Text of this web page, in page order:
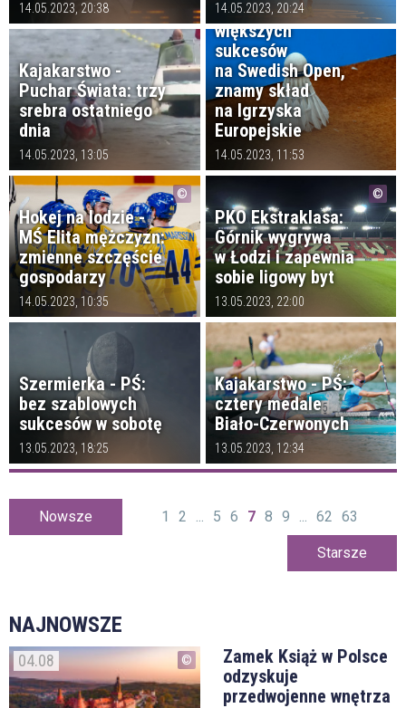
14.05.2023, 20:38 14.05.2023, 20:24
Kajakarstwo -
Puchar Świata: trzy
srebra ostatniego
dnia
14.05.2023, 13:05
Badminton: bez
większych
sukcesów
na Swedish Open,
znamy skład
na Igrzyska
Europejskie
14.05.2023, 11:53
Hokej na lodzie -
MŚ Elita mężczyzn:
zmienne szczęście
gospodarzy
14.05.2023, 10:35
PKO Ekstraklasa:
Górnik wygrywa
w Łodzi i zapewnia
sobie ligowy byt
13.05.2023, 22:00
Szermierka - PŚ:
bez szablowych
sukcesów w sobotę
13.05.2023, 18:25
Kajakarstwo - PŚ:
cztery medale
Biało-Czerwonych
13.05.2023, 12:34
Nowsze 1 2 ... 5 6 7 8 9 ... 62 63
Starsze
NAJNOWSZE
04.08
Zamek Książ w Polsce
odzyskuje
przedwojenne wnętrza